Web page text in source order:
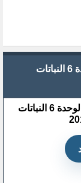
تحضير لغة عربية صف سادس فصل ثاني الوحدة 6 النباتات